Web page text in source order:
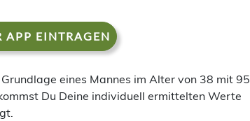
APP EINTRAGEN
eines Mannes im Alter von 38 mit 95
Du Deine individuell ermittelten Werte